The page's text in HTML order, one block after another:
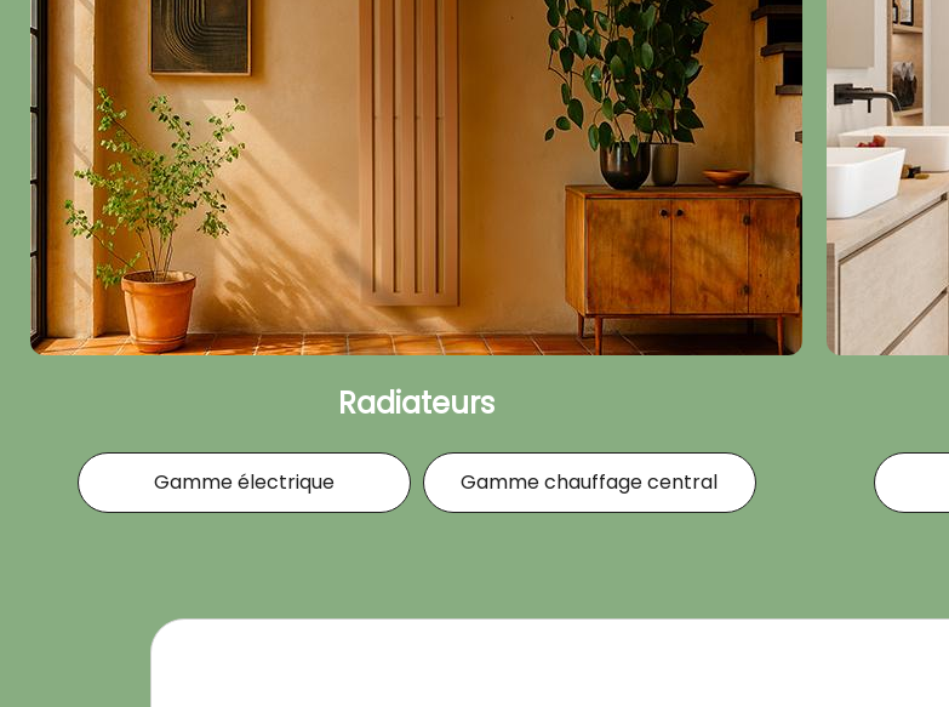
Radiateurs
Gamme électrique Gamme chauffage central